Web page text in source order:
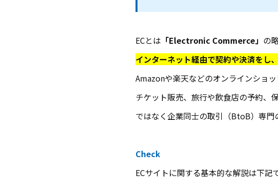
ECとは 「Electronic Commerce」 の
インターネット経由で契約や決済をし
Amazonや楽天などのオンラインショ
チケット販売、旅行や飲食店の予約、
ではなく企業同士の取引（BtoB）専門
Check
ECサイトに関する基本的な解説は下記